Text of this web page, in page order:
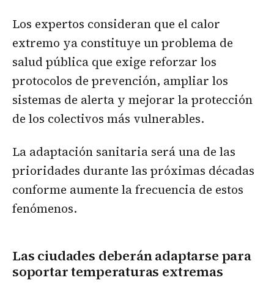
Los expertos consideran que el calor
extremo ya constituye un problema de
salud pública que exige reforzar los
protocolos de prevención, ampliar los
sistemas de alerta y mejorar la protección
de los colectivos más vulnerables.
La adaptación sanitaria será una de las
prioridades durante las próximas décadas
conforme aumente la frecuencia de estos
fenómenos.
Las ciudades deberán adaptarse para
soportar temperaturas extremas